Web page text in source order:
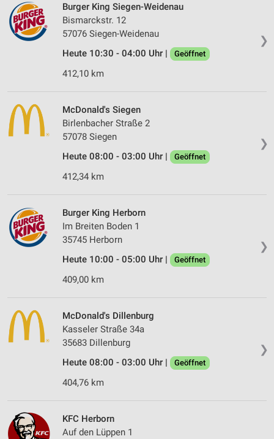
❯
Burger King Siegen-Weidenau
Bismarckstr. 12
57076 Siegen-Weidenau
Heute 10:30 - 04:00 Uhr |
Geöffnet
412,10 km
❯
McDonald's Siegen
Birlenbacher Straße 2
57078 Siegen
Heute 08:00 - 03:00 Uhr |
Geöffnet
412,34 km
❯
Burger King Herborn
Im Breiten Boden 1
35745 Herborn
Heute 10:00 - 05:00 Uhr |
Geöffnet
409,00 km
❯
McDonald's Dillenburg
Kasseler Straße 34a
35683 Dillenburg
Heute 08:00 - 03:00 Uhr |
Geöffnet
404,76 km
KFC Herborn
Auf den Lüppen 1